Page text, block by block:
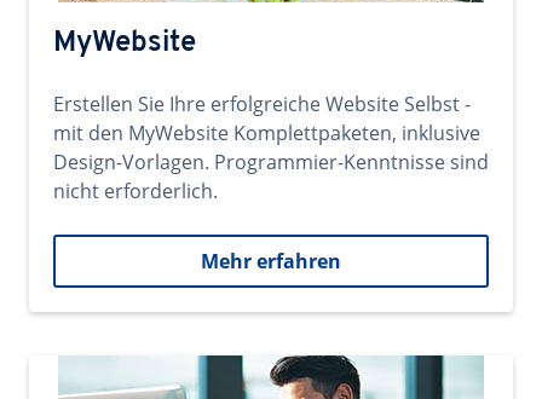
MyWebsite
Erstellen Sie Ihre erfolgreiche Website Selbst -
mit den MyWebsite Komplettpaketen, inklusive
Design-Vorlagen. Programmier-Kenntnisse sind
nicht erforderlich.
Mehr erfahren